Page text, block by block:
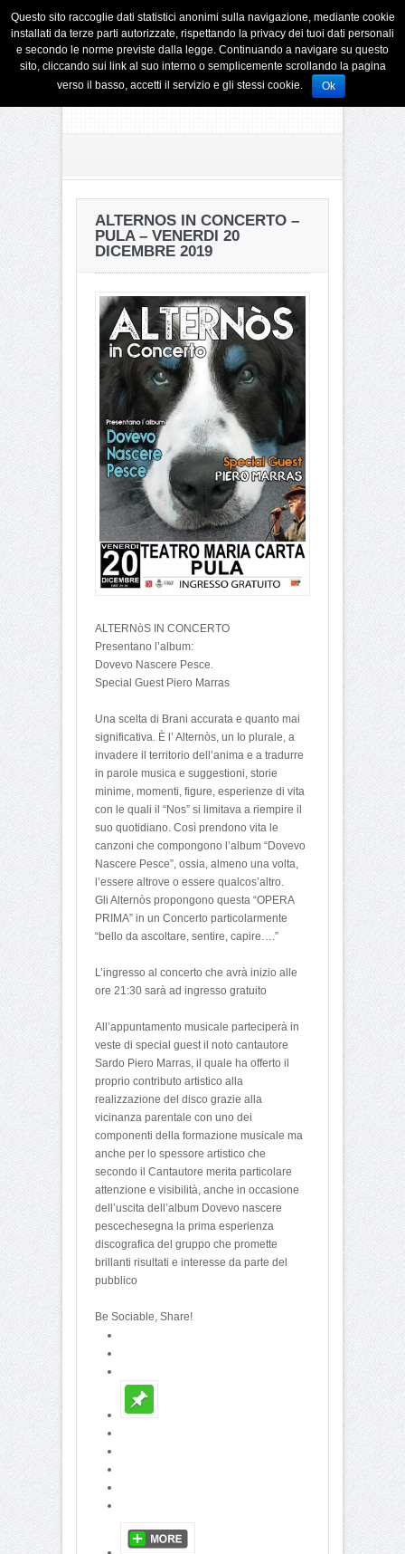
ALTERNOS IN CONCERTO –
PULA – VENERDI 20
DICEMBRE 2019
ALTERNòS IN CONCERTO
Presentano l’album:
Dovevo Nascere Pesce.
Special Guest Piero Marras
Una scelta di Brani accurata e quanto mai
significativa. È l’ Alternòs, un Io plurale, a
invadere il territorio dell’anima e a tradurre
in parole musica e suggestioni, storie
minime, momenti, figure, esperienze di vita
con le quali il “Nos” si limitava a riempire il
suo quotidiano. Così prendono vita le
canzoni che compongono l’album “Dovevo
Nascere Pesce”, ossia, almeno una volta,
l’essere altrove o essere qualcos’altro.
Gli Alternòs propongono questa “OPERA
PRIMA” in un Concerto particolarmente
“bello da ascoltare, sentire, capire….”
L’ingresso al concerto che avrà inizio alle
ore 21:30 sarà ad ingresso gratuito
All’appuntamento musicale parteciperà in
veste di special guest il noto cantautore
Sardo Piero Marras, il quale ha offerto il
proprio contributo artistico alla
realizzazione del disco grazie alla
vicinanza parentale con uno dei
componenti della formazione musicale ma
anche per lo spessore artistico che
secondo il Cantautore merita particolare
attenzione e visibilità, anche in occasione
dell’uscita dell’album Dovevo nascere
pescechesegna la prima esperienza
discografica del gruppo che promette
brillanti risultati e interesse da parte del
pubblico
Be Sociable, Share!
Questo sito raccoglie dati statistici anonimi sulla navigazione, mediante cookie
installati da terze parti autorizzate, rispettando la privacy dei tuoi dati personali
e secondo le norme previste dalla legge. Continuando a navigare su questo
sito, cliccando sui link al suo interno o semplicemente scrollando la pagina
verso il basso, accetti il servizio e gli stessi cookie.
Ok